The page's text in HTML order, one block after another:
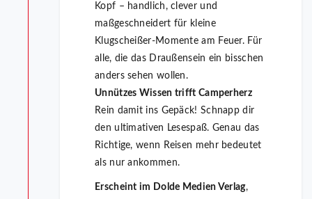
Kopf – handlich, clever und
maßgeschneidert für kleine
Klugscheißer-Momente am Feuer. Für
alle, die das Draußensein ein bisschen
anders sehen wollen.
Unnützes Wissen trifft Camperherz
Rein damit ins Gepäck! Schnapp dir
den ultimativen Lesespaß. Genau das
Richtige, wenn Reisen mehr bedeutet
als nur ankommen.
Erscheint im Dolde Medien Verlag,